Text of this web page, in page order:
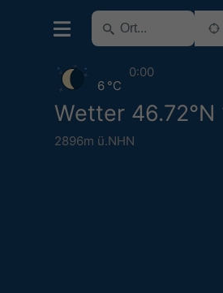
Wetter 46.72°N
2896m ü.NHN
6 °C
0:00